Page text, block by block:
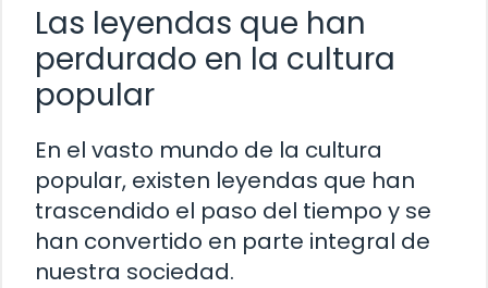
Las leyendas que han
perdurado en la cultura
popular
En el vasto mundo de la cultura
popular, existen leyendas que han
trascendido el paso del tiempo y se
han convertido en parte integral de
nuestra sociedad.